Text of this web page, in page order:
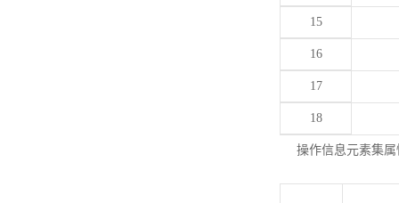
15
16
17
18
操作信息元素集